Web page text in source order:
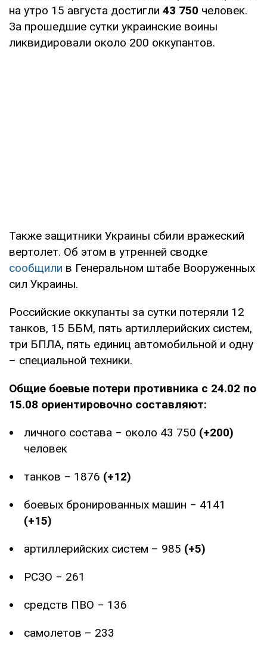
на утро 15 августа достигли 43 750 человек.
За прошедшие сутки украинские воины
ликвидировали около 200 оккупантов.
Также защитники Украины сбили вражеский
вертолет. Об этом в утренней сводке
сообщили в Генеральном штабе Вооруженных
сил Украины.
Российские оккупанты за сутки потеряли 12
танков, 15 ББМ, пять артиллерийских систем,
три БПЛА, пять единиц автомобильной и одну
– специальной техники.
Общие боевые потери противника с 24.02 по
15.08 ориентировочно составляют:
личного состава ‒ около 43 750 (+200)
человек
танков ‒ 1876 (+12)
боевых бронированных машин ‒ 4141
(+15)
артиллерийских систем – 985 (+5)
РСЗО ‒ 261
средств ПВО ‒ 136
самолетов – 233